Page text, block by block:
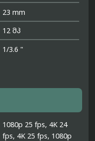
23 mm
12 მპ
1/3.6 "
1080p 25 fps, 4K 24
fps, 4K 25 fps, 1080p